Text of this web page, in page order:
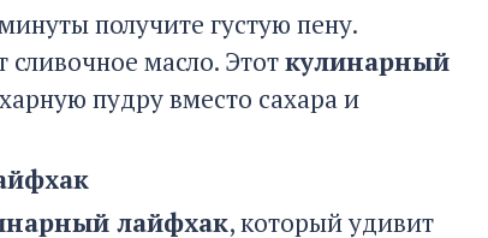
получите густую пену.
масло. Этоткулинарный
пудру вместо сахара и
лайфхак, который удивит